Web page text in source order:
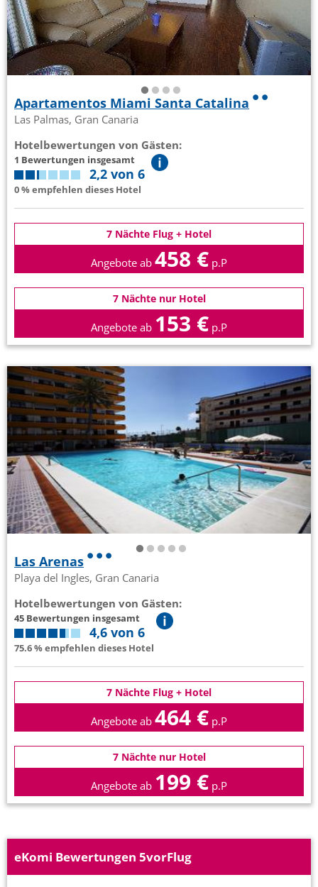
Apartamentos Miami Santa Catalina
Las Palmas, Gran Canaria
Hotelbewertungen von Gästen:
1 Bewertungen insgesamt
2,2 von 6
0 % empfehlen dieses Hotel
7 Nächte Flug + Hotel
Angebote ab 458 € p.P
7 Nächte nur Hotel
Angebote ab 153 € p.P
Las Arenas
Playa del Ingles, Gran Canaria
Hotelbewertungen von Gästen:
45 Bewertungen insgesamt
4,6 von 6
75.6 % empfehlen dieses Hotel
7 Nächte Flug + Hotel
Angebote ab 464 € p.P
7 Nächte nur Hotel
Angebote ab 199 € p.P
eKomi Bewertungen 5vorFlug